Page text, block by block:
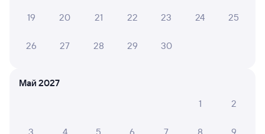
Выберите дату
23:23
19 20 21 22 23 24 25
26 27 28 29 30
Май 2027
1
2
3 4 5 6 7 8 9